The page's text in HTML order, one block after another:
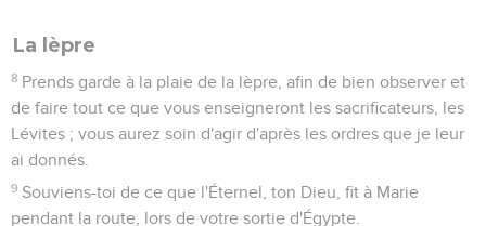
La lèpre
8 Prends garde à la plaie de la lèpre, afin de bien observer et
de faire tout ce que vous enseigneront les sacrificateurs, les
Lévites ; vous aurez soin d'agir d'après les ordres que je leur
ai donnés.
9 Souviens-toi de ce que l'Éternel, ton Dieu, fit à Marie
pendant la route, lors de votre sortie d'Égypte.